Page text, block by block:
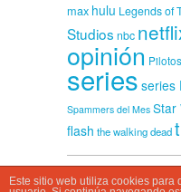
max hulu Legends of
Studios nbc
opinión Pilotos
series series
Spammers del Mes Star
flash the walking dead
CasaSpammer © 2026
Este sitio web utiliza cookies